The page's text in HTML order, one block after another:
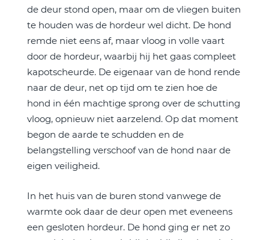
de deur stond open, maar om de vliegen buiten
te houden was de hordeur wel dicht. De hond
remde niet eens af, maar vloog in volle vaart
door de hordeur, waarbij hij het gaas compleet
kapotscheurde. De eigenaar van de hond rende
naar de deur, net op tijd om te zien hoe de
hond in één machtige sprong over de schutting
vloog, opnieuw niet aarzelend. Op dat moment
begon de aarde te schudden en de
belangstelling verschoof van de hond naar de
eigen veiligheid.
In het huis van de buren stond vanwege de
warmte ook daar de deur open met eveneens
een gesloten hordeur. De hond ging er net zo